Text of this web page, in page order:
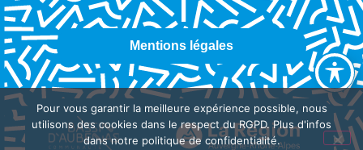
Mentions légales
Pour vous garantir la meilleure expérience possible, nous
utilisons des cookies dans le respect du RGPD. Plus d'infos
dans notre politique de confidentialité.